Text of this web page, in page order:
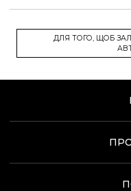
ДЛЯ ТОГО, ЩОБ